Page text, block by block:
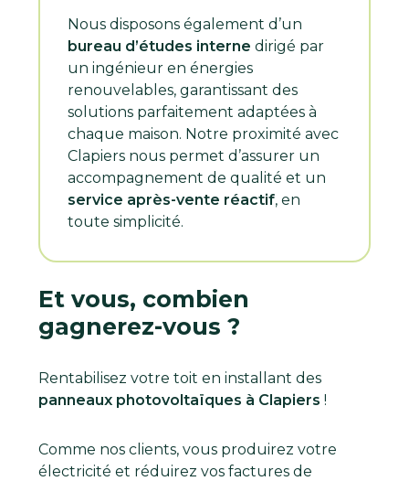
Nous disposons également d’un
bureau d’études interne dirigé par
un ingénieur en énergies
renouvelables, garantissant des
solutions parfaitement adaptées à
chaque maison. Notre proximité avec
Clapiers nous permet d’assurer un
accompagnement de qualité et un
service après-vente réactif, en
toute simplicité.
Et vous, combien
gagnerez-vous ?
Rentabilisez votre toit en installant des
panneaux photovoltaïques à Clapiers !
Comme nos clients, vous produirez votre
électricité et réduirez vos factures de